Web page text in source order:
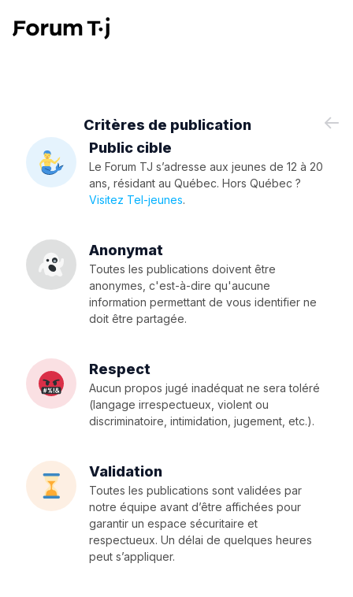
Critères de publication
Public cible
Le Forum TJ s’adresse aux jeunes de 12 à 20
ans, résidant au Québec. Hors Québec ?
Visitez Tel-jeunes.
Anonymat
Toutes les publications doivent être
anonymes, c'est-à-dire qu'aucune
information permettant de vous identifier ne
doit être partagée.
Respect
Aucun propos jugé inadéquat ne sera toléré
(langage irrespectueux, violent ou
discriminatoire, intimidation, jugement, etc.).
Validation
Toutes les publications sont validées par
notre équipe avant d’être affichées pour
garantir un espace sécuritaire et
respectueux. Un délai de quelques heures
peut s’appliquer.